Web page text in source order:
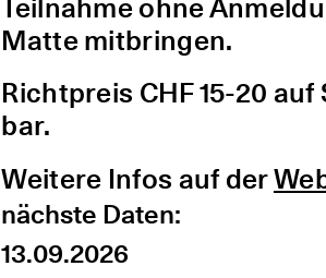
Teilnahme ohne
Matte mitbringen.
Richtpreis CHF 15-20
bar.
Weitere Infos auf der
nächste Daten:
13.09.2026